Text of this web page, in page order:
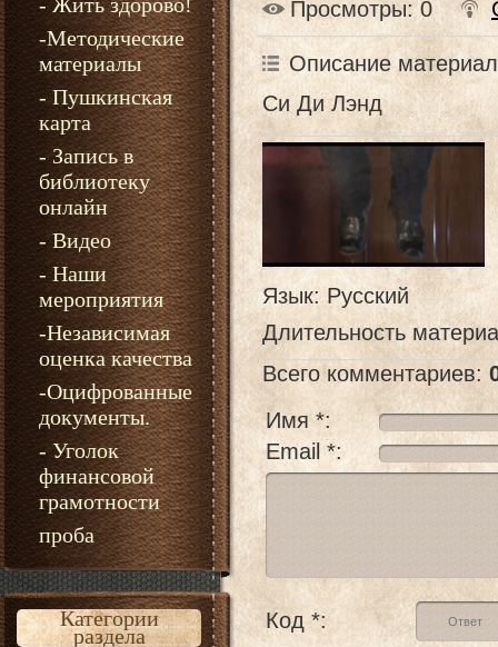
-Методические
материалы
- Пушкинская
карта
- Запись в
библиотеку
онлайн
- Видео
- Наши
мероприятия
-Независимая
оценка качества
-Оцифрованные
документы.
- Уголок
финансовой
грамотности
проба
Категории
раздела
Просмотры: 0
Описание
Си Ди Лэнд
Язык: Русский
Длительность
Всего комментариев:
Имя *:
Email *:
Код *: